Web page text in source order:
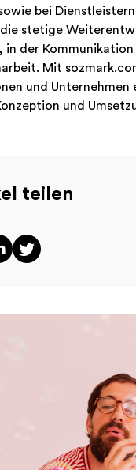
bei
die stetige
in der
Mit
und Unternehmen
und
teilen